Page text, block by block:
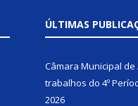
ÚLTIMAS
Câmara Municipal
trabalhos do 4º
2026